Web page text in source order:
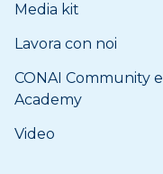
Media kit
Lavora con noi
CONAI Community e
Academy
Video